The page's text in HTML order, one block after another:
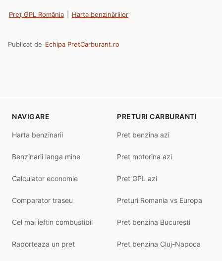
Preț GPL România Harta benzinăriilor
Publicat de Echipa PretCarburant.ro
NAVIGARE
Harta benzinarii
Benzinarii langa mine
Calculator economie
Comparator traseu
Cel mai ieftin combustibil
Raporteaza un pret
PRETURI CARBURANTI
Pret benzina azi
Pret motorina azi
Pret GPL azi
Preturi Romania vs Europa
Pret benzina Bucuresti
Pret benzina Cluj-Napoca